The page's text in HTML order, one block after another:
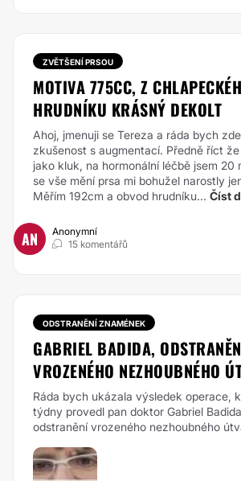
ZVĚTŠENÍ PRSOU
MOTIVA 775CC, Z
HRUDNÍKU KRÁSNÝ DEKOLT
Ahoj, jmenuji se Tereza a ráda bych
zkušenost s augmentací. Předně říct
jako kluk, na hormonální léčbě jsem 20
se vše mění prsa mi bohužel narostly
Měřím 192cm a obvod hrudníku... Číst
AN
Anonymní
15 komentářů
ODSTRANĚNÍ ZNAMÉNEK
GABRIEL BADIDA,
VROZENÉHO NEZHOUBNÉHO
Ráda bych ukázala výsledek operace,
týdny provedl pan doktor Gabriel
odstranění vrozeného nezhoubného